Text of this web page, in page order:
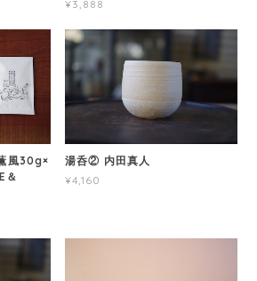
¥3,888
風30g×
＆
湯呑② 内田真人
¥4,160